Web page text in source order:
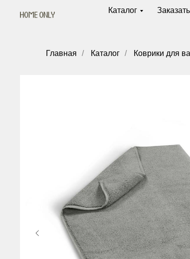
Каталог
Главная / Каталог / Коврики для